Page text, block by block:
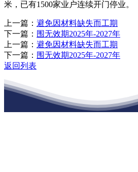
米，已有1500家业户连续开门停业。
上一篇： 避免因材料缺失而工期
下一篇： 围无效期2025年-2027年
上一篇： 避免因材料缺失而工期
下一篇： 围无效期2025年-2027年
返回列表